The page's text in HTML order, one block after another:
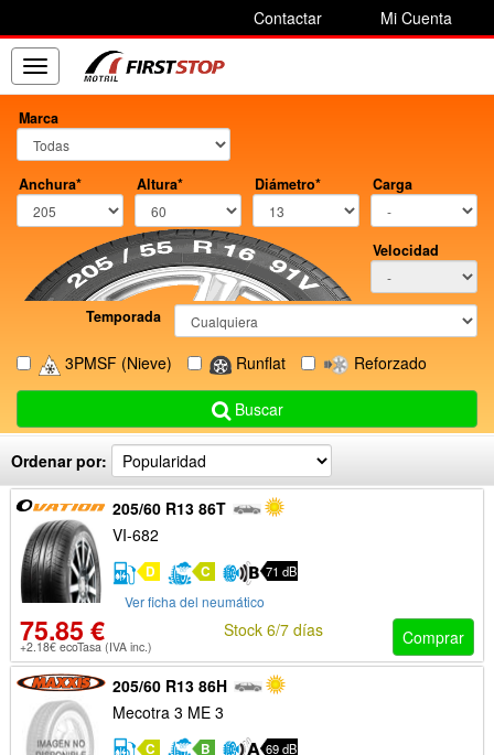
Contactar Mi Cuenta
Toggle
navigation
Marca
Anchura* Altura* Diámetro* Carga
Velocidad
Temporada
3PMSF (Nieve) Runflat Reforzado
Buscar
Ordenar por:
205/60 R13 86T
VI-682
D C 71 dB
Ver ficha del neumático
75.85 €
+2.18€ ecoTasa (IVA inc.) Comprar
Stock 6/7 días
205/60 R13 86H
Mecotra 3 ME 3
C B 69 dB